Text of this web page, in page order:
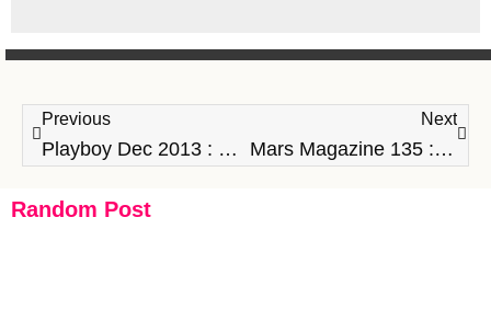
Previous
Playboy Dec 2013 : ลภัสรดา ช่วยเกื้อ
Next
Mars Magazine 135 : ไอซ์-อภิษฎา เครือคงคา
Random Post